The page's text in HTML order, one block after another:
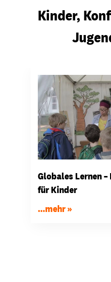
Kinder,
Globales Lernen
für Kinder
...mehr